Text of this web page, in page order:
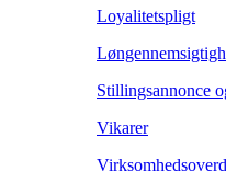
Loyalitetspligt
Stillingsannonce
Vikarer